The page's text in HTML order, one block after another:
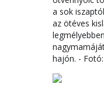
a sok
az ötéves
hajón. -